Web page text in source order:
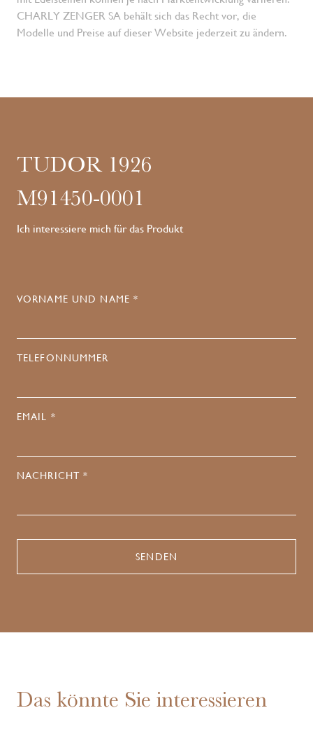
CHARLY ZENGER SA behält sich das Recht vor, die
Modelle und Preise auf dieser Website jederzeit zu ändern.
TUDOR 1926
M91450-0001
Ich interessiere mich für das Produkt
VORNAME UND NAME *
TELEFONNUMMER
EMAIL *
NACHRICHT *
Das könnte Sie interessieren